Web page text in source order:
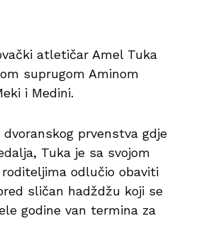
atletičar Amel Tuka
suprugom Aminom
i Medini.
dvoranskog prvenstva gdje
Tuka je sa svojom
odlučio obaviti
sličan hadždžu koji se
godine van termina za